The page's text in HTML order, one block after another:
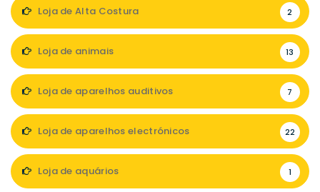
Loja de Alta Costura 2
Loja de animais 13
Loja de aparelhos auditivos 7
Loja de aparelhos electrónicos 22
Loja de aquários 1